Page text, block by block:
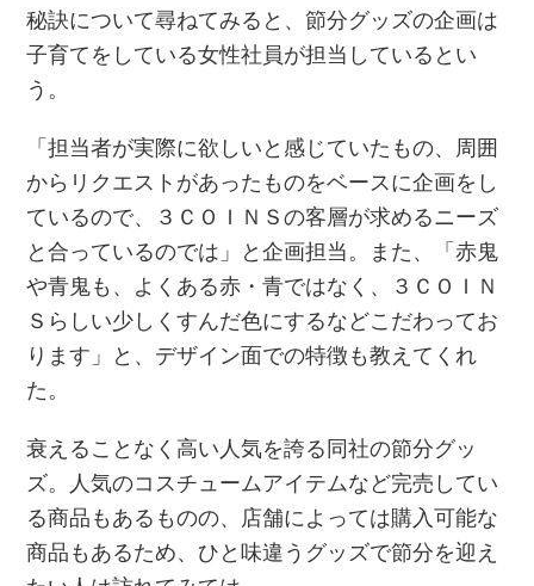
秘訣について尋ねてみると、節分グッズの企画は
子育てをしている女性社員が担当しているとい
う。
「担当者が実際に欲しいと感じていたもの、周囲
からリクエストがあったものをベースに企画をし
ているので、３ＣＯＩＮＳの客層が求めるニーズ
と合っているのでは」と企画担当。また、「赤鬼
や青鬼も、よくある赤・青ではなく、３ＣＯＩＮ
Ｓらしい少しくすんだ色にするなどこだわってお
ります」と、デザイン面での特徴も教えてくれ
た。
衰えることなく高い人気を誇る同社の節分グッ
ズ。人気のコスチュームアイテムなど完売してい
る商品もあるものの、店舗によっては購入可能な
商品もあるため、ひと味違うグッズで節分を迎え